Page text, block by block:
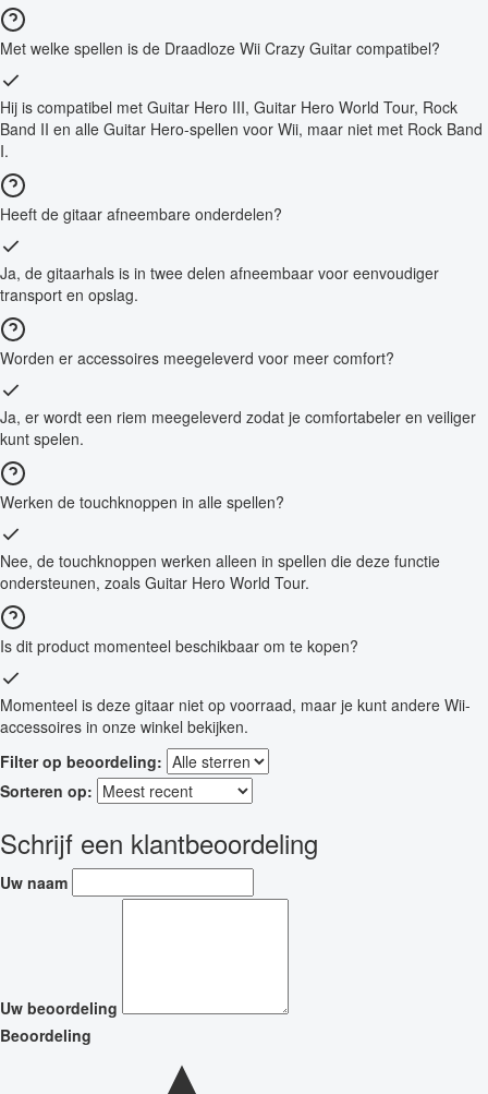
Met welke spellen is de Draadloze Wii Crazy Guitar compatibel?
Hij is compatibel met Guitar Hero III, Guitar Hero World Tour, Rock
Band II en alle Guitar Hero-spellen voor Wii, maar niet met Rock Band
I.
Heeft de gitaar afneembare onderdelen?
Ja, de gitaarhals is in twee delen afneembaar voor eenvoudiger
transport en opslag.
Worden er accessoires meegeleverd voor meer comfort?
Ja, er wordt een riem meegeleverd zodat je comfortabeler en veiliger
kunt spelen.
Werken de touchknoppen in alle spellen?
Nee, de touchknoppen werken alleen in spellen die deze functie
ondersteunen, zoals Guitar Hero World Tour.
Is dit product momenteel beschikbaar om te kopen?
Momenteel is deze gitaar niet op voorraad, maar je kunt andere Wii-
accessoires in onze winkel bekijken.
Filter op beoordeling:
Sorteren op:
Schrijf een klantbeoordeling
Uw naam
Uw beoordeling
Beoordeling